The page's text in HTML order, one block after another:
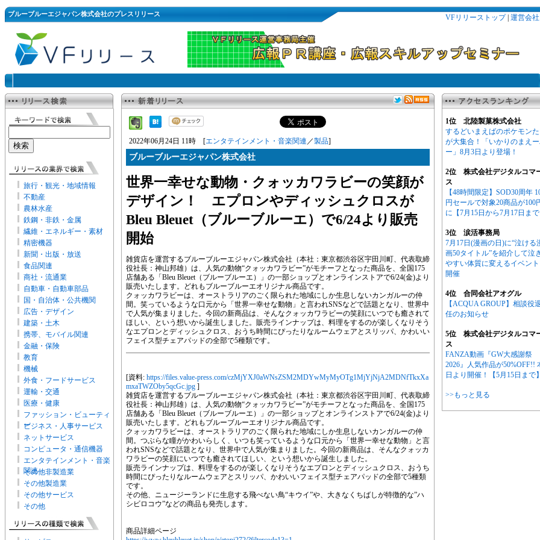
ブルーブルーエジャパン株式会社のプレスリリース VFリリーストップ| 運営会社
旅行・観光・地域情報
不動産
農林水産
鉄鋼・非鉄・金属
繊維・エネルギー・素材
精密機器
新聞・出版・放送
食品関連
商社・流通業
自動車・自動車部品
国・自治体・公共機関
広告・デザイン
建築・土木
携帯、モバイル関連
金融・保険
教育
機械
外食・フードサービス
運輸・交通
医療・健康
ファッション・ビューティ
ー
ビジネス・人事サービス
ネットサービス
コンピュータ・通信機器
エンタテインメント・音楽
関連
その他非製造業
その他製造業
その他サービス
その他
2022年06月24日 11時 [エンタテインメント・音楽関連 ／製品]
ブルーブルーエジャパン株式会社
世界一幸せな動物・クォッカワラビーの笑顔が
デザイン！ エプロンやディッシュクロスが
Bleu Bleuet（ブルーブルーエ）で6/24より販売
開始
雑貨店を運営するブルーブルーエジャパン株式会社（本社：東京都渋谷区宇田川町、代表取締
役社長：神山邦雄）は、人気の動物“クォッカワラビー”がモチーフとなった商品を、全国175
店舗ある「Bleu Bleuet（ブルーブルーエ）」の一部ショップとオンラインストアで6/24(金)より
販売いたします。どれもブルーブルーエオリジナル商品です。
クォッカワラビーは、オーストラリアのごく限られた地域にしか生息しないカンガルーの仲
間。笑っているような口元から「世界一幸せな動物」と言われSNSなどで話題となり、世界中
で人気が集まりました。今回の新商品は、そんなクォッカワラビーの笑顔にいつでも癒されて
ほしい、という想いから誕生しました。販売ラインナップは、料理をするのが楽しくなりそう
なエプロンとディッシュクロス、おうち時間にぴったりなルームウェアとスリッパ、かわいい
フェイス型チェアパッドの全部で5種類です。
[資料: https://files.value-press.com/czMjYXJ0aWNsZSM2MDYwMyMyOTg1MjYjNjA2MDNfTkxXa
mxaTWZOby5qcGc.jpg ]
雑貨店を運営するブルーブルーエジャパン株式会社（本社：東京都渋谷区宇田川町、代表取締
役社長：神山邦雄）は、人気の動物“クォッカワラビー”がモチーフとなった商品を、全国175
店舗ある「Bleu Bleuet（ブルーブルーエ）」の一部ショップとオンラインストアで6/24(金)より
販売いたします。どれもブルーブルーエオリジナル商品です。
クォッカワラビーは、オーストラリアのごく限られた地域にしか生息しないカンガルーの仲
間。つぶらな瞳がかわいらしく、いつも笑っているような口元から「世界一幸せな動物」と言
われSNSなどで話題となり、世界中で人気が集まりました。今回の新商品は、そんなクォッカ
ワラビーの笑顔にいつでも癒されてほしい、という想いから誕生しました。
販売ラインナップは、料理をするのが楽しくなりそうなエプロンとディッシュクロス、おうち
時間にぴったりなルームウェアとスリッパ、かわいいフェイス型チェアパッドの全部で5種類
です。
その他、ニュージーランドに生息する飛べない鳥“キウイ”や、大きなくちばしが特徴的な”ハ
シビロコウ”などの商品も発売します。
商品詳細ページ
1位 北陸製菓株式会社
するどいまえばのポケモン
が大集合！「いかりのまえ
ー」8月3日より登場！
2位 株式会社デジタルコマ
ス
【48時間限定】SOD30周年
円セールで対象20商品が100
に【7月15日から7月17日まで
3位 涙活事務局
7月17日(漫画の日)に“泣ける
画50タイトル”を紹介して泣
やすい体質に変えるイベン
開催
4位 合同会社アオグル
【ACQUA GROUP】相談役
任のお知らせ
5位 株式会社デジタルコマ
ス
FANZA動画『GW大感謝祭
2026』人気作品が50%OFF!!
日より開催！【5月15日まで】
>>もっと見る